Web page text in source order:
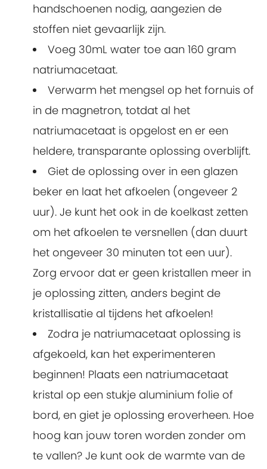
handschoenen nodig, aangezien de
stoffen niet gevaarlijk zijn.
Voeg 30mL water toe aan 160 gram
natriumacetaat.
Verwarm het mengsel op het fornuis of
in de magnetron, totdat al het
natriumacetaat is opgelost en er een
heldere, transparante oplossing overblijft.
Giet de oplossing over in een glazen
beker en laat het afkoelen (ongeveer 2
uur). Je kunt het ook in de koelkast zetten
om het afkoelen te versnellen (dan duurt
het ongeveer 30 minuten tot een uur).
Zorg ervoor dat er geen kristallen meer in
je oplossing zitten, anders begint de
kristallisatie al tijdens het afkoelen!
Zodra je natriumacetaat oplossing is
afgekoeld, kan het experimenteren
beginnen! Plaats een natriumacetaat
kristal op een stukje aluminium folie of
bord, en giet je oplossing eroverheen. Hoe
hoog kan jouw toren worden zonder om
te vallen? Je kunt ook de warmte van de